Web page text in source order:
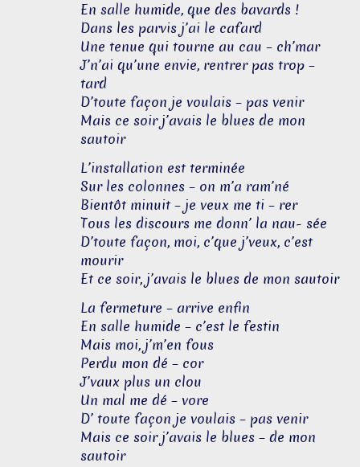
En salle humide, que des bavards !
Dans les parvis j’ai le cafard
Une tenue qui tourne au cau – ch’mar
J’n’ai qu’une envie, rentrer pas trop –
tard
D’toute façon je voulais – pas venir
Mais ce soir j’avais le blues de mon
sautoir
L’installation est terminée
Sur les colonnes – on m’a ram’né
Bientôt minuit – je veux me ti – rer
Tous les discours me donn’ la nau- sée
D’toute façon, moi, c’que j’veux, c’est
mourir
Et ce soir, j’avais le blues de mon sautoir
La fermeture – arrive enfin
En salle humide – c’est le festin
Mais moi, j’m’en fous
Perdu mon dé – cor
J’vaux plus un clou
Un mal me dé – vore
D’ toute façon je voulais – pas venir
Mais ce soir j’avais le blues – de mon
sautoir